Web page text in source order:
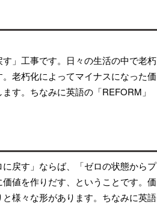
」工事です。日々の生活の中で老朽
老朽化によってマイナスになった価
す。ちなみに英語の「REFORM」
戻す」ならば、「ゼロの状態からプ
値を作りだす、ということです。価
様々な形があります。ちなみに英語